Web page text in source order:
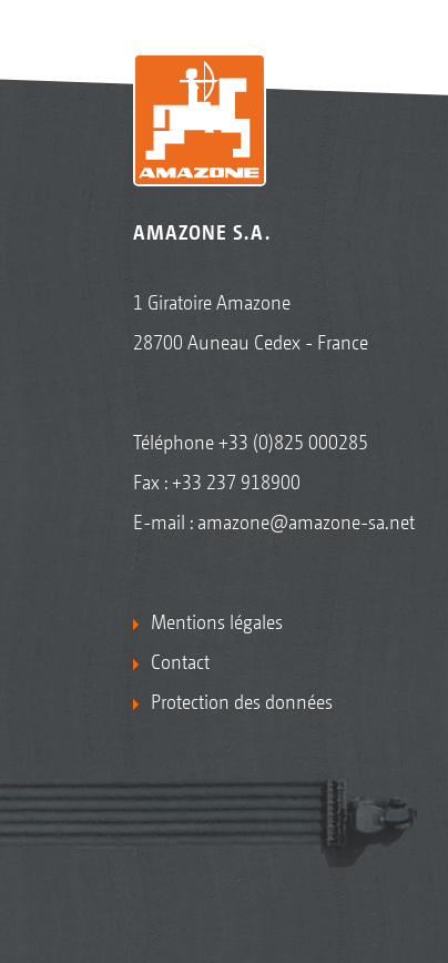
AMAZONE S.A.
1 Giratoire Amazone
28700 Auneau Cedex - France
Téléphone+33 (0)825 000285
Fax : +33 237 918900
E-mail : amazone@amazone-sa.net
Mentions légales
Contact
Protection des données